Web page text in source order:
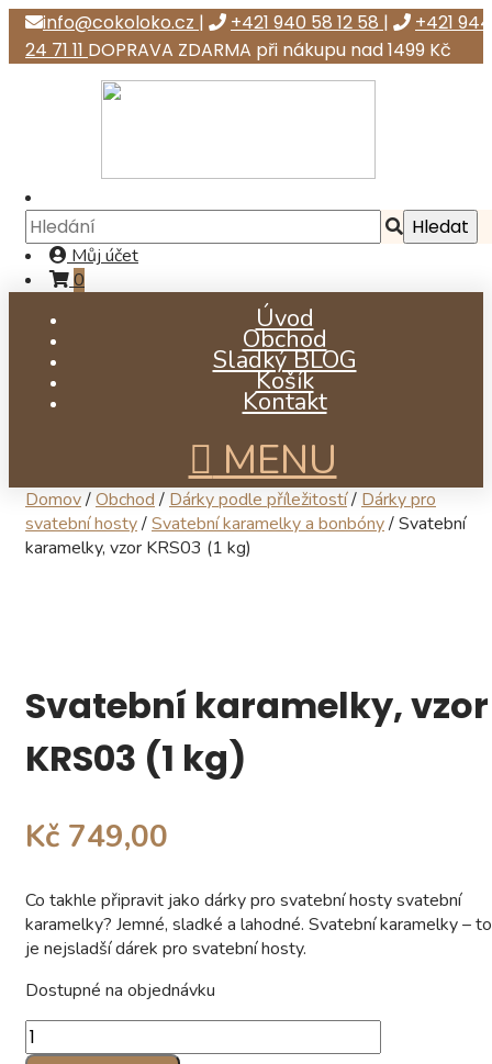
info@cokoloko.cz | +421 940 58 12 58 |
+421 944
24 71 11 DOPRAVA ZDARMA při nákupu nad 1499 Kč
Můj účet
0
Úvod
Obchod
Sladký BLOG
Košík
Kontakt
MENU
Domov/Obchod / Dárky podle příležitostí/ Dárky pro
svatební hosty/Svatební karamelky a bonbóny/ Svatební
karamelky, vzor KRS03 (1 kg)
Svatební karamelky, vzor
KRS03 (1 kg)
Kč 749,00
Co takhle připravit jako dárky pro svatební hosty svatební
karamelky? Jemné, sladké a lahodné. Svatební karamelky – to
je nejsladší dárek pro svatební hosty.
Dostupné na objednávku
Svatební
karamelky,